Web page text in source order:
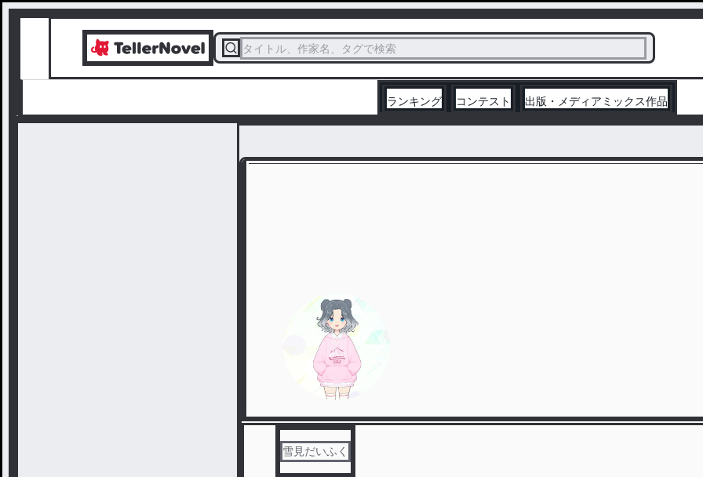
タイトル、作家名、タグで検索
ランキング コンテスト 出版・メディアミックス作品
雪見だいふく